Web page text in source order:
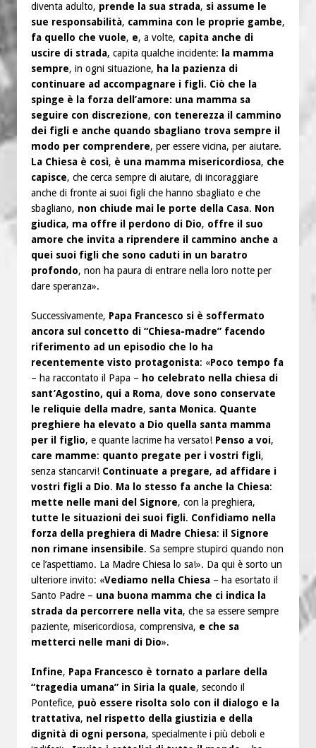
diventa adulto, prende la sua strada, si assume le
sue responsabilità, cammina con le proprie gambe,
fa quello che vuole, e, a volte, capita anche di
uscire di strada, capita qualche incidente:
la mamma
sempre, in ogni situazione, ha la pazienza di
continuare ad accompagnare i figli. Ciò che la
spinge è la forza dell’amore: una mamma sa
seguire con discrezione, con tenerezza il cammino
dei figli e anche quando sbagliano trova sempre il
modo per comprendere, per essere vicina, per aiutare.
La Chiesa è così, è una mamma misericordiosa, che
capisce, che cerca sempre di aiutare, di incoraggiare
anche di fronte ai suoi figli che hanno sbagliato e che
sbagliano, non chiude mai le porte della Casa. Non
giudica, ma offre il perdono di Dio, offre il suo
amore che invita a riprendere il cammino anche a
quei suoi figli che sono caduti in un baratro
profondo, non ha paura di entrare nella loro notte per
dare speranza».
Successivamente, Papa Francesco si è soffermato
ancora sul concetto di “Chiesa-madre” facendo
riferimento ad un episodio che lo ha
recentemente visto protagonista: «Poco tempo fa
– ha raccontato il Papa – ho celebrato nella chiesa di
sant’Agostino, qui a Roma, dove sono conservate
le reliquie della madre, santa Monica. Quante
preghiere ha elevato a Dio quella santa mamma
per il figlio, e quante lacrime ha versato! Penso a voi,
care mamme: quanto pregate per i vostri figli,
senza stancarvi! Continuate a pregare, ad affidare i
vostri figli a Dio. Ma lo stesso fa anche la Chiesa:
mette nelle mani del Signore, con la preghiera,
tutte le situazioni dei suoi figli. Confidiamo nella
forza della preghiera di Madre Chiesa: il Signore
non rimane insensibile. Sa sempre stupirci quando non
ce l’aspettiamo. La Madre Chiesa lo sa!». Da qui è sorto un
ulteriore invito: «Vediamo nella Chiesa – ha esortato il
Santo Padre – una buona mamma che ci indica la
strada da percorrere nella vita, che sa essere sempre
paziente, misericordiosa, comprensiva, e che sa
metterci nelle mani di Dio».
Infine, Papa Francesco è tornato a parlare della
“tragedia umana” in Siria la quale, secondo il
Pontefice, può essere risolta solo con il dialogo e la
trattativa, nel rispetto della giustizia e della
dignità di ogni persona, specialmente i più deboli e